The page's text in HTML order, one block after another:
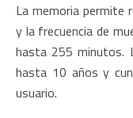
La memoria permite
y la frecuencia de
hasta 255 minutos.
hasta 10 años y
usuario.